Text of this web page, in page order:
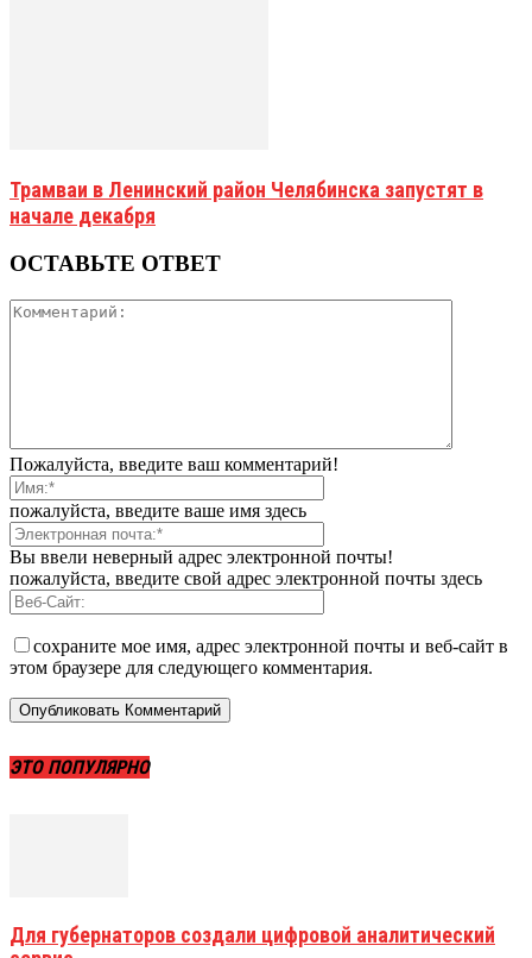
Трамваи в Ленинский район Челябинска запустят в
начале декабря
ОСТАВЬТЕ ОТВЕТ
Пожалуйста, введите ваш комментарий!
пожалуйста, введите ваше имя здесь
Вы ввели неверный адрес электронной почты!
пожалуйста, введите свой адрес электронной почты здесь
сохраните мое имя, адрес электронной почты и веб-сайт в
этом браузере для следующего комментария.
ЭТО ПОПУЛЯРНО
Для губернаторов создали цифровой аналитический